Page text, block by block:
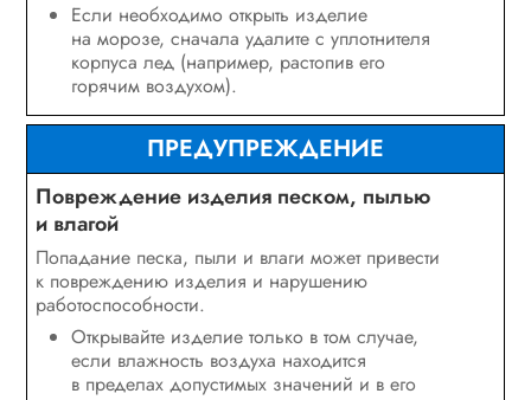
Если необходимо открыть изделие
на морозе, сначала удалите с уплотнителя
корпуса лед (например, растопив его
горячим воздухом).
ПРЕДУПРЕЖДЕНИЕ
Повреждение изделия песком, пылью
и влагой
Попадание песка, пыли и влаги может привести
к повреждению изделия и нарушению
работоспособности.
Открывайте изделие только в том случае,
если влажность воздуха находится
в пределах допустимых значений и в его